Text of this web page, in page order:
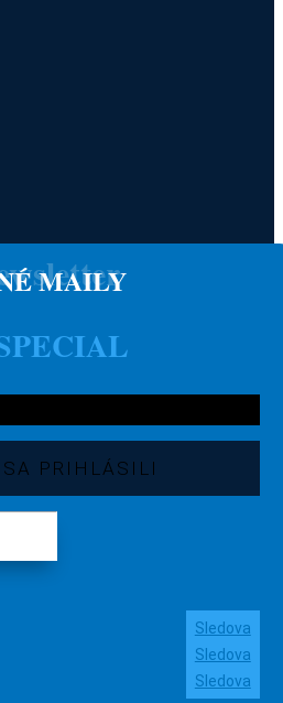
MAILY
PRIHLÁSILI
Sledova
Sledova
Sledova